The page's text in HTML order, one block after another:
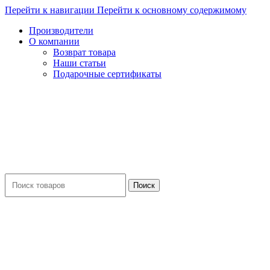
Перейти к навигации Перейти к основному содержимому
Производители
О компании
Возврат товара
Наши статьи
Подарочные сертификаты
Поиск